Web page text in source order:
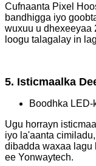
Cufnaanta Pixel
bandhigga iyo
wuxuu u dhexeeyaa
loogu talagalay in
5. Isticmaalka
Boodhka
Ugu horrayn
iyo la'aanta
dibadda waxaa lagu
ee Yonwaytech.